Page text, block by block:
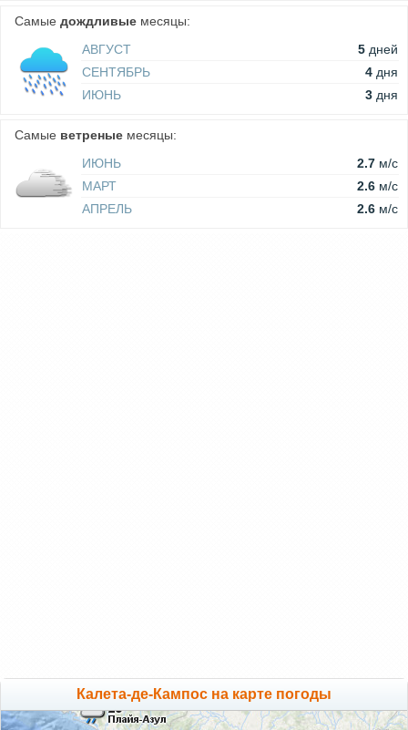
Самые дождливые месяцы:
АВГУСТ
5 дней
СЕНТЯБРЬ
4 дня
ИЮНЬ
3 дня
Самые ветреные месяцы:
ИЮНЬ
2.7 м/c
МАРТ
2.6 м/c
АПРЕЛЬ
2.6 м/c
Калета-де-Кампос на карте погоды